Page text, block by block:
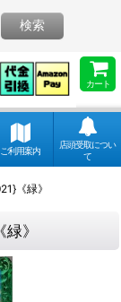
カート
検索
ご利用案内
店頭受取につい
て
《緑》
》